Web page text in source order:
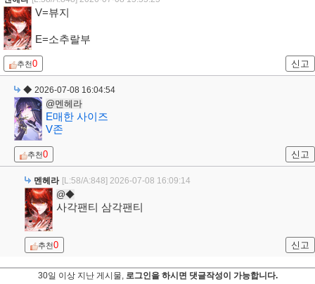
V=뷰지
E=소추랄부
추천0 신고
◆ 2026-07-08 16:04:54
@멘헤라
E매한 사이즈
V존
추천0 신고
멘헤라 [L:58/A:848] 2026-07-08 16:09:14
@◆
사각팬티 삼각팬티
추천0 신고
30일 이상 지난 게시물, 로그인을 하시면 댓글작성이 가능합니다.